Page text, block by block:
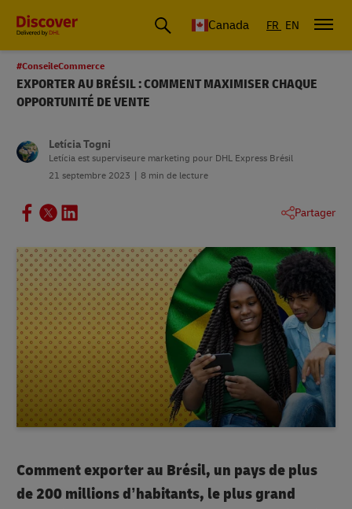
Canada FR EN
#ConseileCommerce
EXPORTER AU BRÉSIL : COMMENT MAXIMISER CHAQUE
OPPORTUNITÉ DE VENTE
Letícia Togni
Letícia est superviseure marketing pour DHL Express Brésil
21 septembre 2023
8 min de lecture
Partager
Comment exporter au Brésil, un pays de plus
de 200 millions d’habitants, le plus grand